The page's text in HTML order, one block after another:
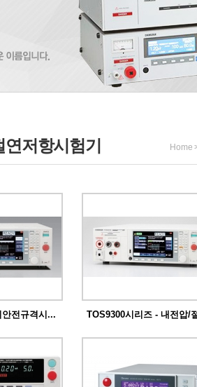
저항시험기 Home
전규격시... TOS9300시리즈 - 내전압/